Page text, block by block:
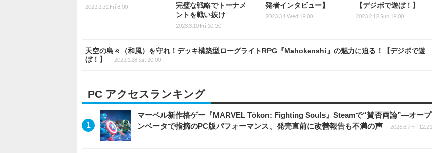
2023.3.31 Fri 8:00
完璧な戦略でトーナメ
ントを戦い抜け
2023.3.10 Fri 10:30
発者インタビュー】
2023.3.1 Wed 19:00
【デジボで遊ぼ！】
2023.2.12 Sun 19:00
天空の島々（和風）を守れ！デッキ構築型ローグライトRPG『Mahokenshi』の魅力に迫る！【デジボで遊
ぼ！】
2023.1.28 Sat 20:00
PC アクセスランキング
マーベル新作格ゲー『MARVEL Tōkon: Fighting Souls』Steamで“賛否両論”―オープ
ンベータで指摘のPC版パフォーマンス、発売直前に改善報告も不満の声
2026.8.7 Fri 12:21